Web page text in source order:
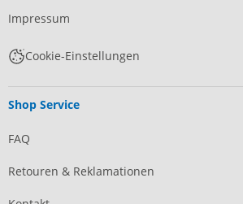
Impressum
Cookie-Einstellungen
Shop Service
FAQ
Retouren & Reklamationen